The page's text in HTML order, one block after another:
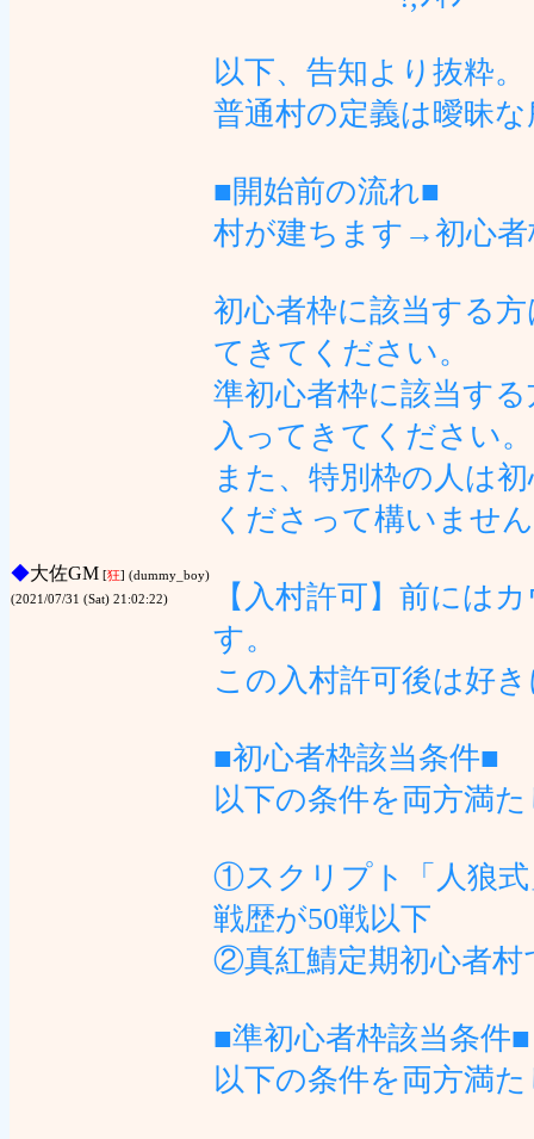
◆大佐GM [狂] (dummy_boy)
(2021/07/31 (Sat) 21:02:22)
以下、告知より抜粋。
普通村の定義は曖昧
■開始前の流れ■
村が建ちます→初心
初心者枠に該当する
てきてください。
準初心者枠に該当す
入ってきてください。
また、特別枠の人は
くださって構いませ
【入村許可】前には
す。
この入村許可後は好
■初心者枠該当条件■
以下の条件を両方満
①スクリプト「人狼
戦歴が50戦以下
②真紅鯖定期初心者村
■準初心者枠該当条件■
以下の条件を両方満